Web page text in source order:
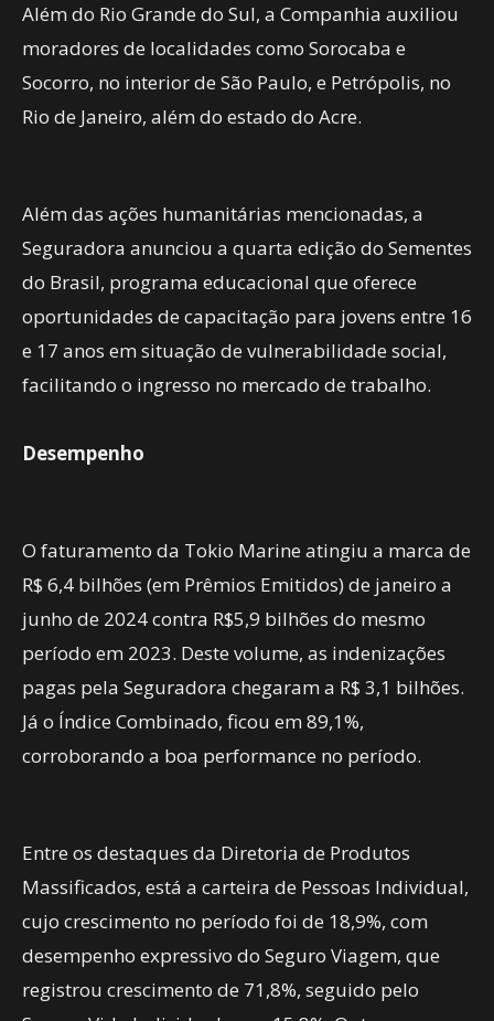
Além do Rio Grande do Sul, a Companhia auxiliou
moradores de localidades como Sorocaba e
Socorro, no interior de São Paulo, e Petrópolis, no
Rio de Janeiro, além do estado do Acre.
Além das ações humanitárias mencionadas, a
Seguradora anunciou a quarta edição do Sementes
do Brasil, programa educacional que oferece
oportunidades de capacitação para jovens entre 16
e 17 anos em situação de vulnerabilidade social,
facilitando o ingresso no mercado de trabalho.
Desempenho
O faturamento da Tokio Marine atingiu a marca de
R$ 6,4 bilhões (em Prêmios Emitidos) de janeiro a
junho de 2024 contra R$5,9 bilhões do mesmo
período em 2023. Deste volume, as indenizações
pagas pela Seguradora chegaram a R$ 3,1 bilhões.
Já o Índice Combinado, ficou em 89,1%,
corroborando a boa performance no período.
Entre os destaques da Diretoria de Produtos
Massificados, está a carteira de Pessoas Individual,
cujo crescimento no período foi de 18,9%, com
desempenho expressivo do Seguro Viagem, que
registrou crescimento de 71,8%, seguido pelo